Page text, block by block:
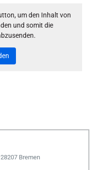
um den Inhalt von
und somit die
Bremen